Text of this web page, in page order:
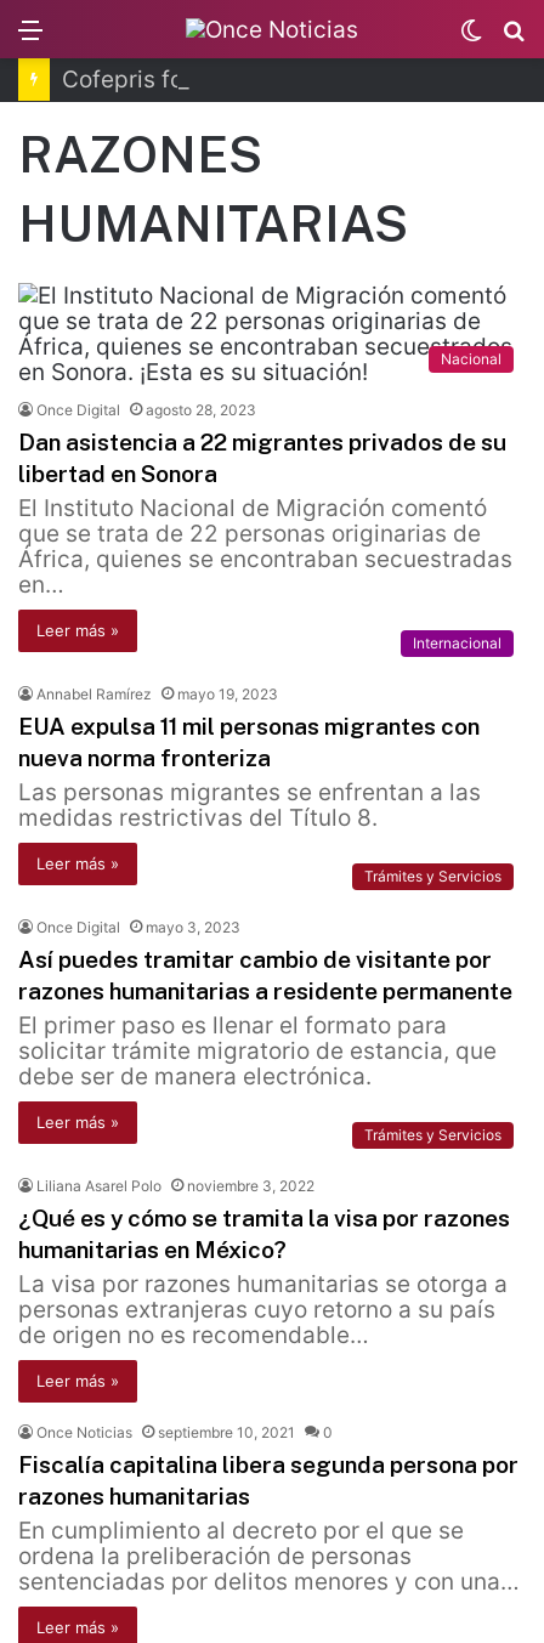
Switch
skin
RAZONES
HUMANITARIAS
Nacional
Once Digital agosto 28, 2023
Dan asistencia a 22 migrantes privados de su
libertad en Sonora
El Instituto Nacional de Migración comentó
que se trata de 22 personas originarias de
África, quienes se encontraban secuestradas
en…
Leer más »
Internacional
Annabel Ramírez mayo 19, 2023
EUA expulsa 11 mil personas migrantes con
nueva norma fronteriza
Las personas migrantes se enfrentan a las
medidas restrictivas del Título 8.
Leer más »
Trámites y Servicios
Once Digital mayo 3, 2023
Así puedes tramitar cambio de visitante por
razones humanitarias a residente permanente
El primer paso es llenar el formato para
solicitar trámite migratorio de estancia, que
debe ser de manera electrónica.
Leer más »
Trámites y Servicios
Liliana Asarel Polo noviembre 3, 2022
¿Qué es y cómo se tramita la visa por razones
humanitarias en México?
La visa por razones humanitarias se otorga a
personas extranjeras cuyo retorno a su país
de origen no es recomendable…
Leer más »
Once Noticias septiembre 10, 2021 0
Fiscalía capitalina libera segunda persona por
razones humanitarias
En cumplimiento al decreto por el que se
ordena la preliberación de personas
sentenciadas por delitos menores y con una…
Leer más »